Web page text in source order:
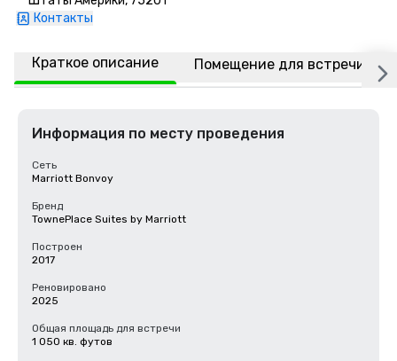
Контакты
Краткое описание Помещение для встречи
Информация по месту проведения
Сеть
Marriott Bonvoy
Бренд
TownePlace Suites by Marriott
Построен
2017
Реновировано
2025
Общая площадь для встречи
1 050 кв. футов